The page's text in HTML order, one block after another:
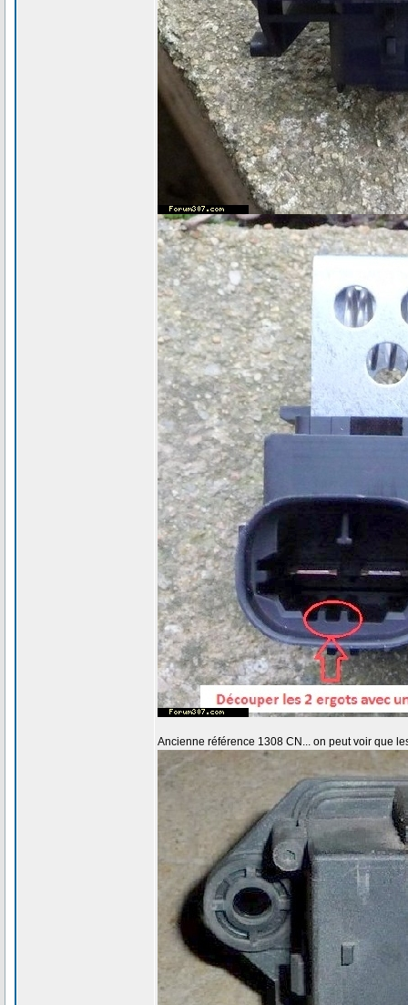
Ancienne référence 1308 CN... on peut voir que